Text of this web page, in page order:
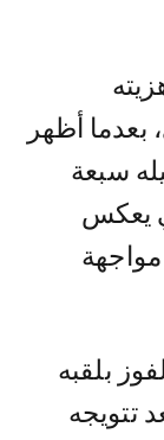
بعدما أظهر
سبعة
يعكس
مواجهة
بلقبه
تتويجه